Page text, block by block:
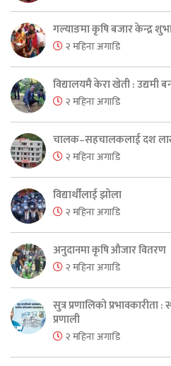
गल्याङमा कृषि बजार केन्द्र
२ महिना अगाडि
विद्यालयमै केरा खेती : उद्यमी
२ महिना अगाडि
चालक–सहचालकलाई दश
२ महिना अगाडि
विद्यार्थीलाई झोला
२ महिना अगाडि
अनुदानमा कृषि औजार वितरण
२ महिना अगाडि
सुत्र प्रणालिको प्रभावकारीता
प्रणाली
२ महिना अगाडि